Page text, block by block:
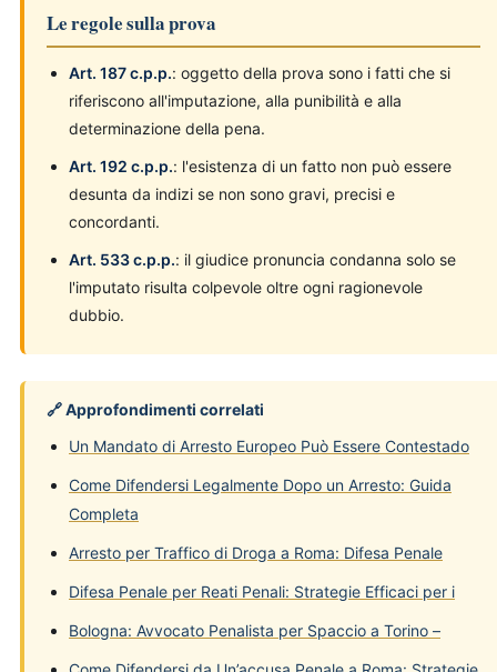
Le regole sulla prova
Art. 187 c.p.p.: oggetto della prova sono i fatti che si
riferiscono all'imputazione, alla punibilità e alla
determinazione della pena.
Art. 192 c.p.p.: l'esistenza di un fatto non può essere
desunta da indizi se non sono gravi, precisi e
concordanti.
Art. 533 c.p.p.: il giudice pronuncia condanna solo se
l'imputato risulta colpevole oltre ogni ragionevole
dubbio.
🔗 Approfondimenti correlati
Un Mandato di Arresto Europeo Può Essere Contestado
Come Difendersi Legalmente Dopo un Arresto: Guida
Completa
Arresto per Traffico di Droga a Roma: Difesa Penale
Difesa Penale per Reati Penali: Strategie Efficaci per i
Bologna: Avvocato Penalista per Spaccio a Torino –